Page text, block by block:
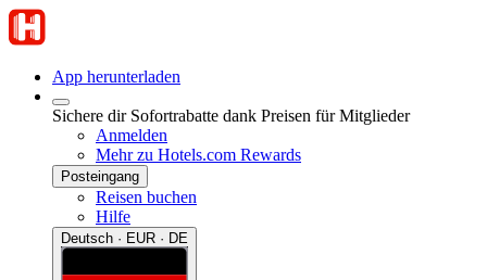
App herunterladen
Sichere dir Sofortrabatte dank Preisen für Mitglieder
Anmelden
Mehr zu Hotels.com Rewards
Posteingang
Reisen buchen
Hilfe
Deutsch · EUR · DE